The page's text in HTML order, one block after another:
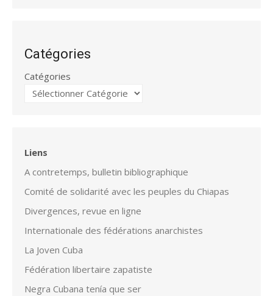
Catégories
Catégories
Liens
A contretemps, bulletin bibliographique
Comité de solidarité avec les peuples du Chiapas
Divergences, revue en ligne
Internationale des fédérations anarchistes
La Joven Cuba
Fédération libertaire zapatiste
Negra Cubana tenía que ser